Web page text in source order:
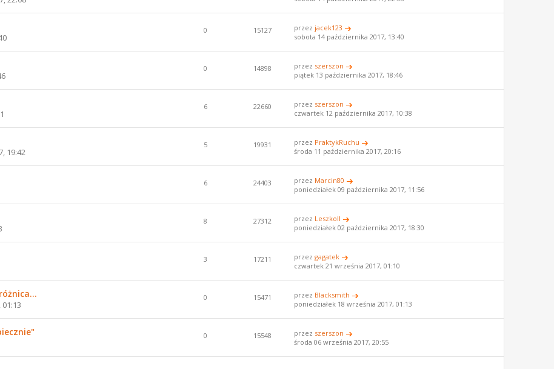
0 15127 przez jacek123
sobota 14 października 2017, 13:40
0 14898 przez szerszon
piątek 13 października 2017, 18:46
6 22660 przez szerszon
czwartek 12 października 2017, 10:38
19:42
5 19931 przez PraktykRuchu
środa 11 października 2017, 20:16
6 24403 przez Marcin80
poniedziałek 09 października 2017, 11:56
8 27312 przez LeszkoII
poniedziałek 02 października 2017, 18:30
3 17211 przezgagatek
czwartek 21 września 2017, 01:10
0 15471 przez Blacksmith
poniedziałek 18 września 2017, 01:13
0 15548 przez szerszon
środa 06 września 2017, 20:55